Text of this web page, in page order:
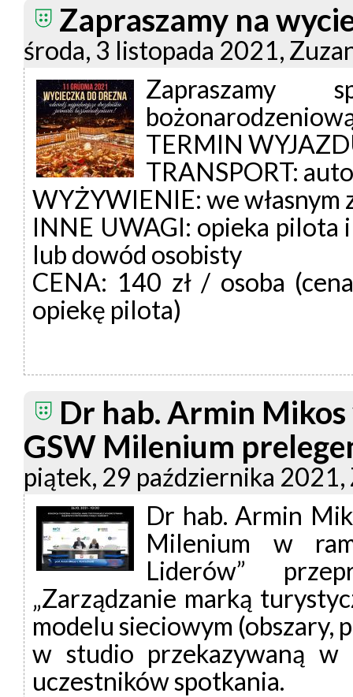
Zapraszamy na
środa, 3 listopada 2021,
Zapraszamy
TERMIN
TRANSPORT:
WYŻYWIENIE: we
INNE UWAGI: opieka pilota
lub dowód osobisty
CENA: 140 zł / osoba
opiekę pilota)
Dr hab. Armin
GSW Milenium
piątek, 29 października
Dr hab. Armin
Milenium w
Liderów”
„Zarządzanie marką
modelu sieciowym (obszary,
w studio przekazywaną w
uczestników spotkania.